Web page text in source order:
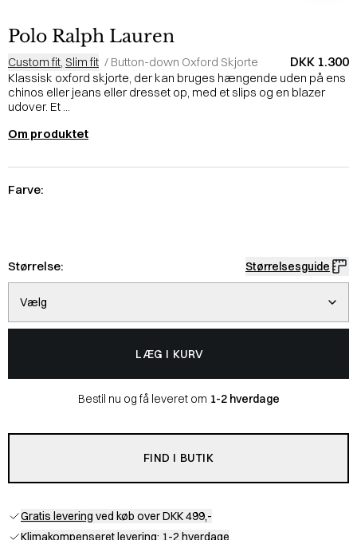
Polo Ralph Lauren
Custom fit, Slim fit / Button-down Oxford Skjorte DKK 1.300
Klassisk oxford skjorte, der kan bruges hængende uden på ens
chinos eller jeans eller dresset op, med et slips og en blazer
udover. Et ...
Om produktet
Farve:
Størrelse: Størrelsesguide
Vælg
LÆG I KURV
Bestil nu og få leveret om 1-2 hverdage
FIND I BUTIK
Gratis levering ved køb over DKK 499,-
Klimakompenseret levering: 1-2 hverdage